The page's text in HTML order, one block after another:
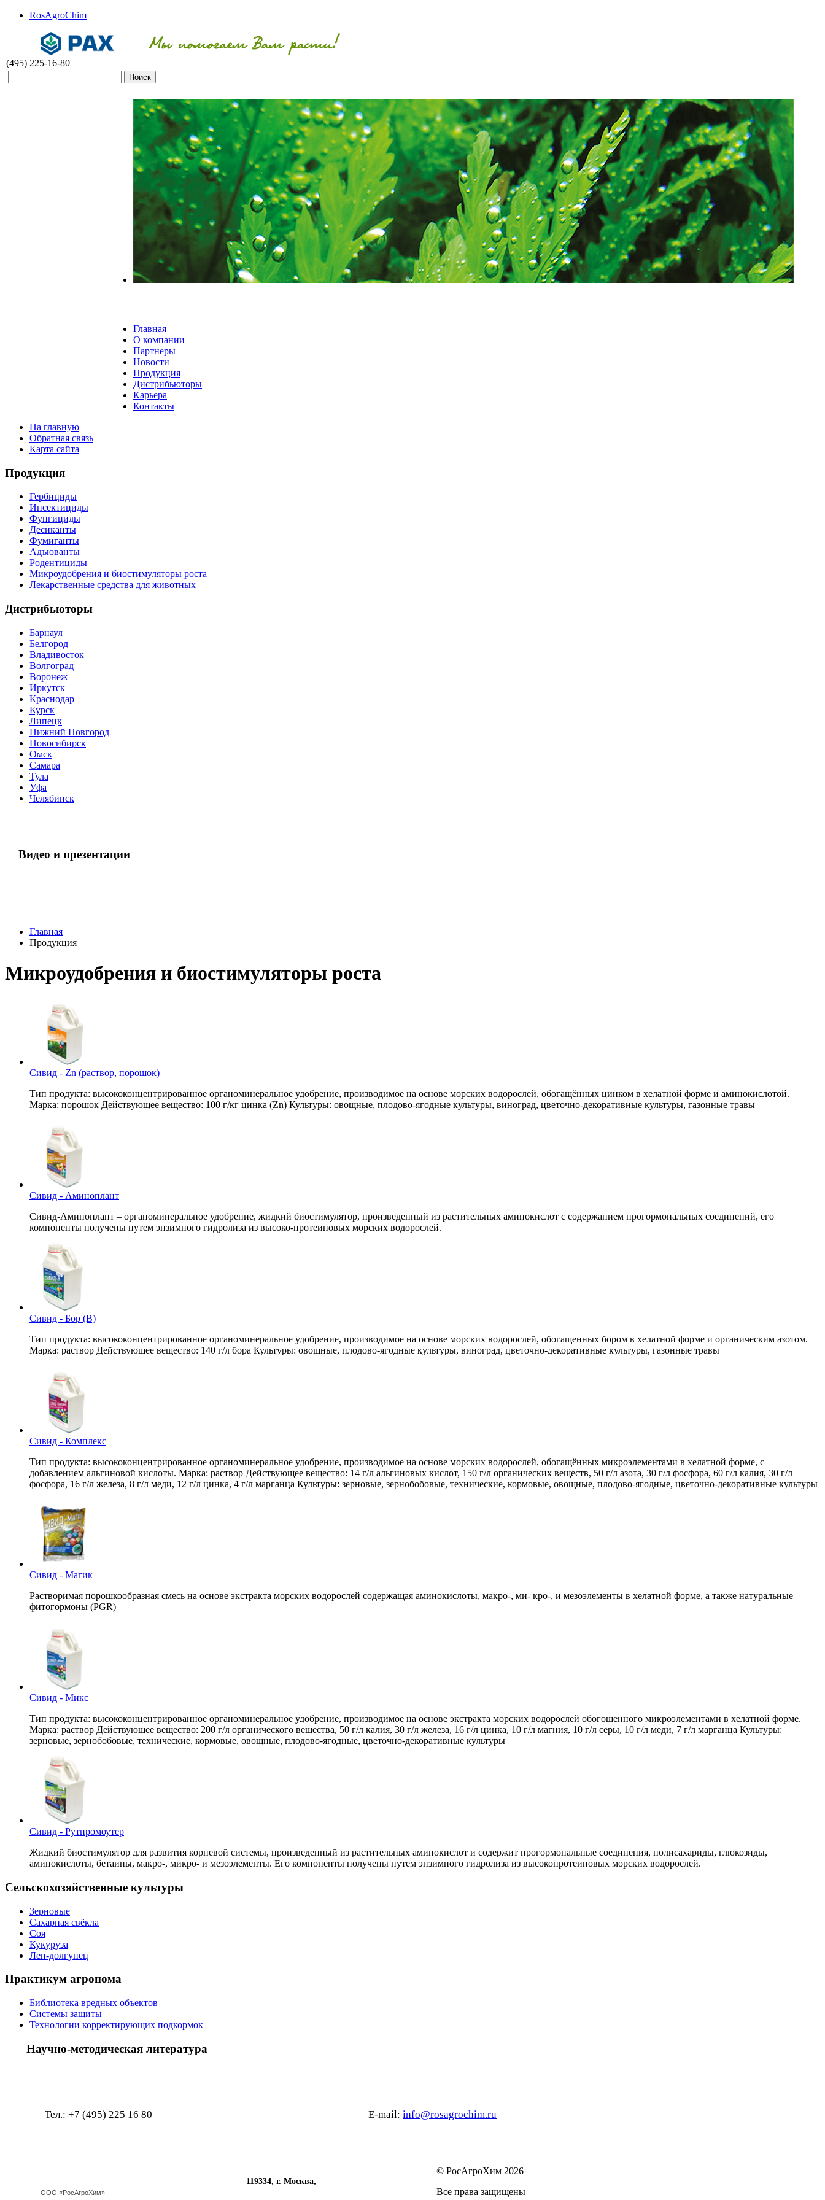
RosAgroChim
(495) 225-16-80
Главная
О компании
Партнеры
Новости
Продукция
Дистрибьютoры
Карьера
Контакты
На главную
Обратная связь
Карта сайта
Продукция
Гербициды
Инсектициды
Фунгициды
Десиканты
Фумиганты
Адъюванты
Родентициды
Микроудобрения и биостимуляторы роста
Лекарственные средства для животных
Дистрибьюторы
Барнаул
Белгород
Владивосток
Волгоград
Воронеж
Иркутск
Краснодар
Курск
Липецк
Нижний Новгород
Новосибирск
Омск
Самара
Тула
Уфа
Челябинск
Видео и презентации
Главная
Продукция
Микроудобрения и биостимуляторы роста
Сивид - Zn (раствор, порошок)
Тип продукта: высококонцентрированное органоминеральное удобрение, производимое на основе морских водорослей, обогащённых цинком в хелатной форме и аминокислотой.
Марка: порошок Действующее вещество: 100 г/кг цинка (Zn) Культуры: овощные, плодово-ягодные культуры, виноград, цветочно-декоративные культуры, газонные травы
Сивид - Аминоплант
Сивид-Аминоплант – органоминеральное удобрение, жидкий биостимулятор, произведенный из растительных аминокислот с содержанием прогормональных соединений, его
компоненты получены путем энзимного гидролиза из высоко-протеиновых морских водорослей.
Сивид - Бор (В)
Тип продукта: высококонцентрированное органоминеральное удобрение, производимое на основе морских водорослей, обогащенных бором в хелатной форме и органическим азотом.
Марка: раствор Действующее вещество: 140 г/л бора Культуры: овощные, плодово-ягодные культуры, виноград, цветочно-декоративные культуры, газонные травы
Сивид - Комплекс
Тип продукта: высококонцентрированное органоминеральное удобрение, производимое на основе морских водорослей, обогащённых микроэлементами в хелатной форме, с
добавлением альгиновой кислоты. Марка: раствор Действующее вещество: 14 г/л альгиновых кислот, 150 г/л органических веществ, 50 г/л азота, 30 г/л фосфора, 60 г/л калия, 30 г/л
фосфора, 16 г/л железа, 8 г/л меди, 12 г/л цинка, 4 г/л марганца Культуры: зерновые, зернобобовые, технические, кормовые, овощные, плодово-ягодные, цветочно-декоративные культуры
Сивид - Магик
Растворимая порошкообразная смесь на основе экстракта морских водорослей содержащая аминокислоты, макро-, ми- кро-, и мезоэлементы в хелатной форме, а также натуральные
фитогормоны (PGR)
Сивид - Микс
Тип продукта: высококонцентрированное органоминеральное удобрение, производимое на основе экстракта морских водорослей обогощенного микроэлементами в хелатной форме.
Марка: раствор Действующее вещество: 200 г/л органического вещества, 50 г/л калия, 30 г/л железа, 16 г/л цинка, 10 г/л магния, 10 г/л серы, 10 г/л меди, 7 г/л марганца Культуры:
зерновые, зернобобовые, технические, кормовые, овощные, плодово-ягодные, цветочно-декоративные культуры
Сивид - Рутпромоутер
Жидкий биостимулятор для развития корневой системы, произведенный из растительных аминокислот и содержит прогормональные соединения, полисахариды, глюкозиды,
аминокислоты, бетаины, макро-, микро- и мезоэлементы. Его компоненты получены путем энзимного гидролиза из высокопротеиновых морских водорослей.
Сельскохозяйственные культуры
Зерновые
Сахарная свёкла
Соя
Кукуруза
Лен-долгунец
Практикум агронома
Библиотека вредных объектов
Системы защиты
Технологии корректирующих подкормок
Научно-методическая литература
Тел.: +7 (495) 225 16 80 E-mail: info@rosagrochim.ru
ООО «РосАгроХим»
119334, г. Москва,
© РосАгроХим 2026
Все права защищены